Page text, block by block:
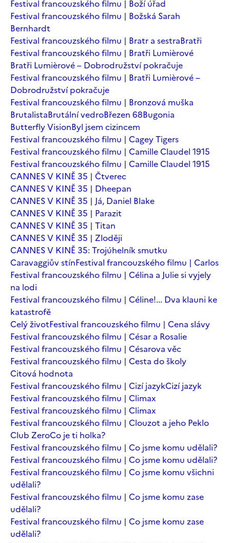
Festival francouzského filmu | Boží úřad
Festival francouzského filmu | Božská Sarah
Bernhardt
Festival francouzského filmu | Bratr a sestraBratři
Festival francouzského filmu | Bratři Lumièrové
Bratři Lumièrové – Dobrodružství pokračuje
Festival francouzského filmu | Bratři Lumièrové –
Dobrodružství pokračuje
Festival francouzského filmu | Bronzová muška
BrutalistaBrutální vedroBřezen 68Bugonia
Butterfly VisionByl jsem cizincem
Festival francouzského filmu | Cagey Tigers
Festival francouzského filmu | Camille Claudel 1915
Festival francouzského filmu | Camille Claudel 1915
CANNES V KINĚ 35 | Čtverec
CANNES V KINĚ 35 | Dheepan
CANNES V KINĚ 35 | Já, Daniel Blake
CANNES V KINĚ 35 | Parazit
CANNES V KINĚ 35 | Titan
CANNES V KINĚ 35 | Zloději
CANNES V KINĚ 35: Trojúhelník smutku
Caravaggiův stínFestival francouzského filmu | Carlos
Festival francouzského filmu | Célina a Julie si vyjely
na lodi
Festival francouzského filmu | Céline!... Dva klauni ke
katastrofě
Celý životFestival francouzského filmu | Cena slávy
Festival francouzského filmu | César a Rosalie
Festival francouzského filmu | Césarova věc
Festival francouzského filmu | Cesta do školy
Citová hodnota
Festival francouzského filmu | Cizí jazykCizí jazyk
Festival francouzského filmu | Climax
Festival francouzského filmu | Climax
Festival francouzského filmu | Clouzot a jeho Peklo
Club ZeroCo je ti holka?
Festival francouzského filmu | Co jsme komu udělali?
Festival francouzského filmu | Co jsme komu udělali?
Festival francouzského filmu | Co jsme komu všichni
udělali?
Festival francouzského filmu | Co jsme komu zase
udělali?
Festival francouzského filmu | Co jsme komu zase
udělali?